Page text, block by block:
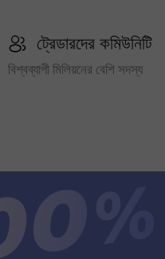
ট্রেডারদের কমিউনিটি
বিশ্বব্যাপী মিলিয়নের বেশি সদস্য